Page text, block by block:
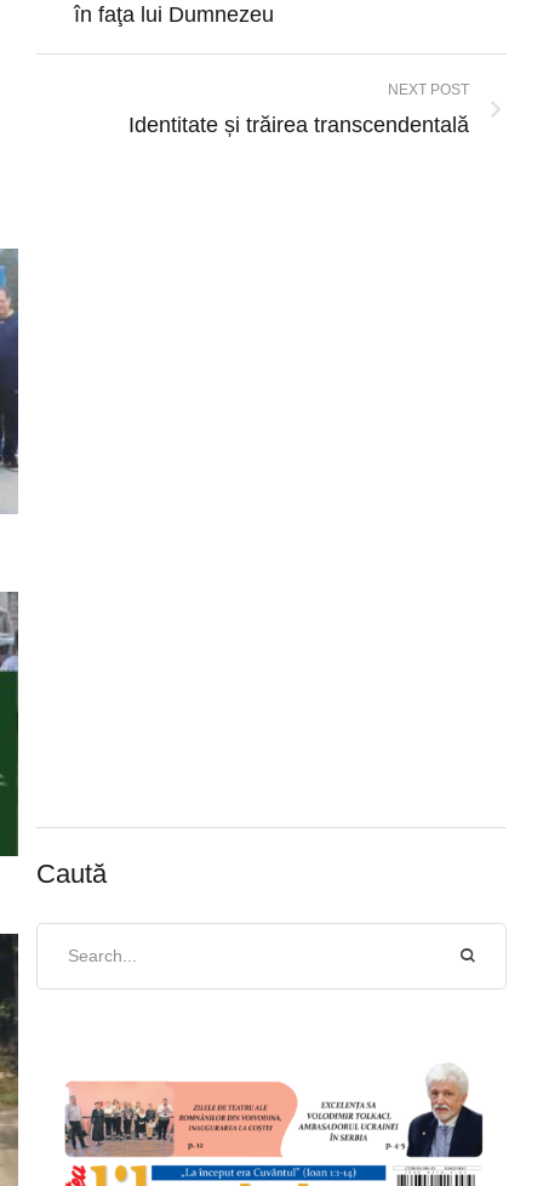
în faţa lui Dumnezeu
NEXT POST
Identitate și trăirea transcendentală
Caută